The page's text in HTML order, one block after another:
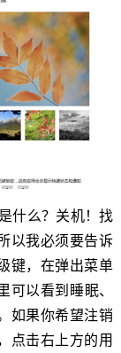
什么？关机！找
以我必须要告诉
键，在弹出菜单
可以看到睡眠、
如果你希望注销
点击右上方的用